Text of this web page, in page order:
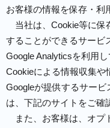
お客様の情報を保存・利
当社は、Cookie等に保
することができるサービ
Google Analyticsを利用
Cookieによる情報収集や
Googleが提供するサー
は、下記のサイトをご確
また、お客様は、オプ